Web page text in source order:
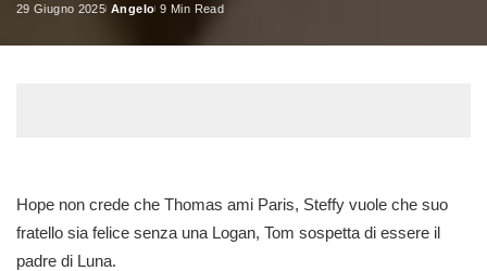
29 Giugno 2025
Posted
Angelo 9 Min Read
Hope non crede che Thomas ami Paris, Steffy vuole che suo
fratello sia felice senza una Logan, Tom sospetta di essere il
padre di Luna.